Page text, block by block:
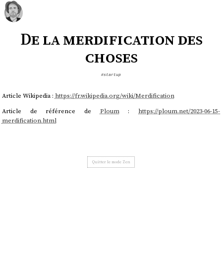
De la merdification des
choses
#startup
Article Wikipedia : https://fr.wikipedia.org/wiki/Merdification
Article de référence de Ploum: https://ploum.net/2023-06-15-
merdification.html
Quitter le mode Zen